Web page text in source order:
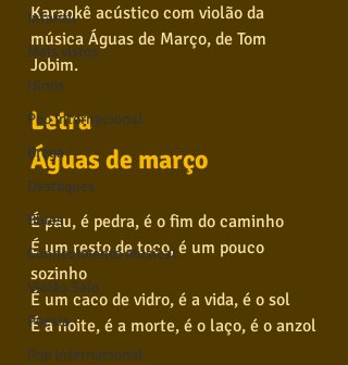
Infantil
Mais vistos
Hinos
Pop Internacional
Brega
Destaques
Blues
Conhecimento musical
Violão Solo
Poesia
Pop Internacional
Karaokê acústico com violão da
música Águas de Março, de Tom
Jobim.
Letra
Águas de março
É pau, é pedra, é o fim do caminho
É um resto de toco, é um pouco
sozinho
É um caco de vidro, é a vida, é o sol
É a noite, é a morte, é o laço, é o anzol